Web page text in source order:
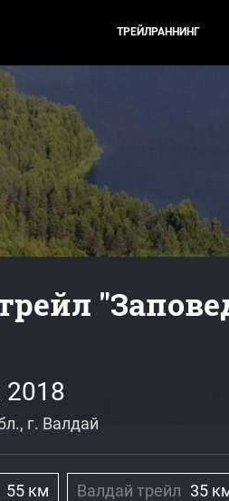
ТРЕЙЛРАННИНГ
2018
г. Валдай
55 км Валдай трейл 35